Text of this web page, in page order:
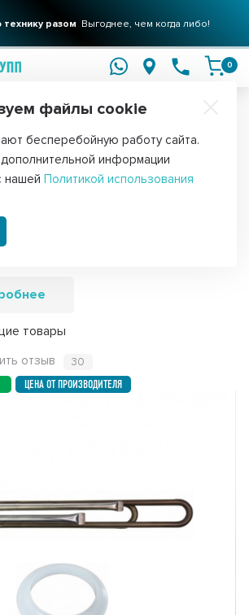
разом Выгоднее, чем когда либо!
0
для водонагревателей ТЭНы для
2кВт (2000Вт) RF для
Thermex RZL, IS, IR,
EWH, под анод
40042K1
товары
отзыв 30
файлы cookie
бесперебойную работу сайта.
информации
нашей Политикой использования